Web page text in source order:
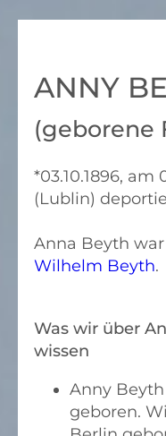
ANNY
(geborene
*03.10.1896, am
(Lublin)
Anna Beyth
Wilhelm Beyth.
Was wir über
wissen
Anny
geboren.
JACOB
GERTA
EGON
KURT
ROSE
FRANZISKA
FANNY